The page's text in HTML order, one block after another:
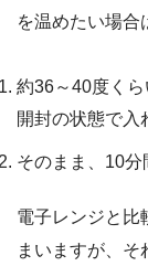
を温めたい場合
約36～40度く
開封の状態で入
そのまま、10分
電子レンジと比
まいますが、そ